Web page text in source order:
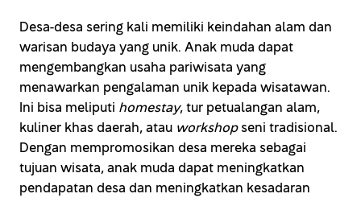
Desa-desa sering kali memiliki keindahan alam dan
warisan budaya yang unik. Anak muda dapat
mengembangkan usaha pariwisata yang
menawarkan pengalaman unik kepada wisatawan.
Ini bisa meliputi homestay, tur petualangan alam,
kuliner khas daerah, atau workshopseni tradisional.
Dengan mempromosikan desa mereka sebagai
tujuan wisata, anak muda dapat meningkatkan
pendapatan desa dan meningkatkan kesadaran